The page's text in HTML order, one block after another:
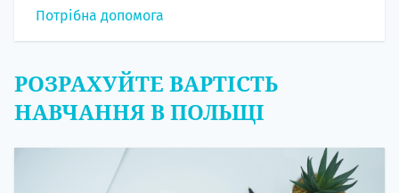
Потрібна допомога
РОЗРАХУЙТЕ ВАРТІСТЬ
НАВЧАННЯ В ПОЛЬЩІ